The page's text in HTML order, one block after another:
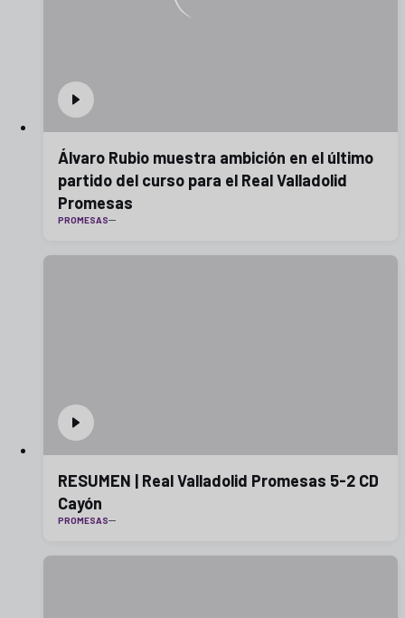
Álvaro Rubio muestra ambición en el último
partido del curso para el Real Valladolid
Promesas
PROMESAS
RESUMEN | Real Valladolid Promesas 5-2 CD
Cayón
PROMESAS